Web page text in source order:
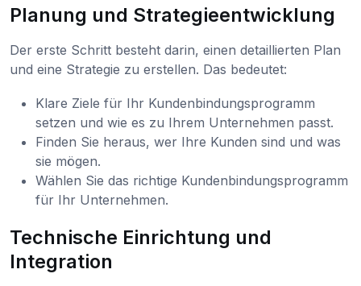
Planung und Strategieentwicklung
Der erste Schritt besteht darin, einen detaillierten Plan
und eine Strategie zu erstellen. Das bedeutet:
Klare Ziele für Ihr Kundenbindungsprogramm
setzen und wie es zu Ihrem Unternehmen passt.
Finden Sie heraus, wer Ihre Kunden sind und was
sie mögen.
Wählen Sie das richtige Kundenbindungsprogramm
für Ihr Unternehmen.
Technische Einrichtung und
Integration